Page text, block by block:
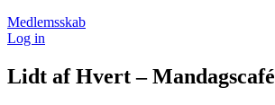
Medlemsskab
Log in
Lidt af Hvert – Mandagscafé